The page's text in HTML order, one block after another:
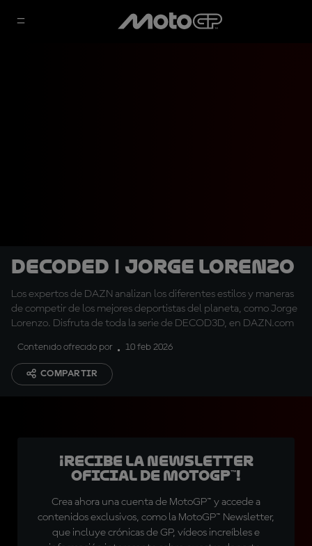
DECODED | Jorge Lorenzo
Los expertos de DAZN analizan los diferentes estilos y maneras
de competir de los mejores deportistas del planeta, como Jorge
Lorenzo. Disfruta de toda la serie de DECOD3D, en DAZN.com
Contenido ofrecido por 10 feb 2026
COMPARTIR
¡Recibe la Newsletter
oficial de MotoGP™!
Crea ahora una cuenta de MotoGP™ y accede a
contenidos exclusivos, como la MotoGP™ Newsletter,
que incluye crónicas de GP, vídeos increíbles e